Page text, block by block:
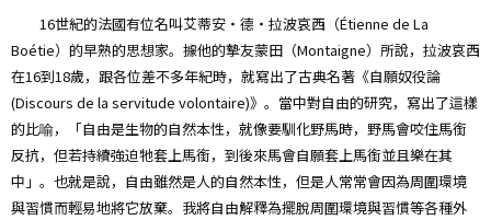
16世紀的法國有位名叫艾蒂安・德・拉波哀西（Étienne de La
Boétie）的早熟的思想家。據他的摯友蒙田（Montaigne）所說，拉波哀西
在16到18歲，跟各位差不多年紀時，就寫出了古典名著《自願奴役論
(Discours de la servitude volontaire)》。當中對自由的研究，寫出了這樣
的比喻，「自由是生物的自然本性，就像要馴化野馬時，野馬會咬住馬銜
反抗，但若持續強迫牠套上馬銜，到後來馬會自願套上馬銜並且樂在其
中」。也就是說，自由雖然是人的自然本性，但是人常常會因為周圍環境
與習慣而輕易地將它放棄。我將自由解釋為擺脫周圍環境與習慣等各種外